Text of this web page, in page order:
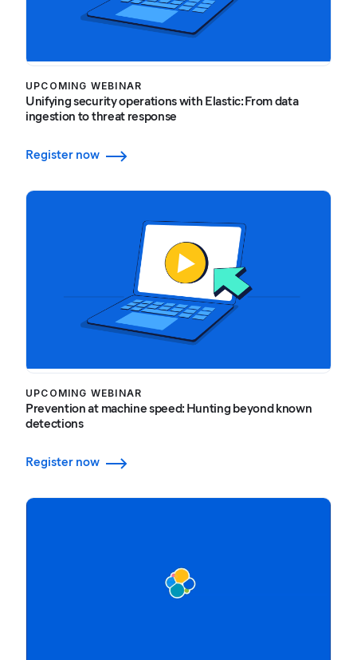
UPCOMING WEBINAR
Unifying security operations with Elastic: From data
ingestion to threat response
Register now
UPCOMING WEBINAR
Prevention at machine speed: Hunting beyond known
detections
Register now